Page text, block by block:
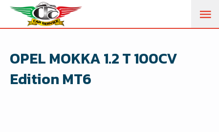
OPEL MOKKA 1.2 T 100CV
Edition MT6